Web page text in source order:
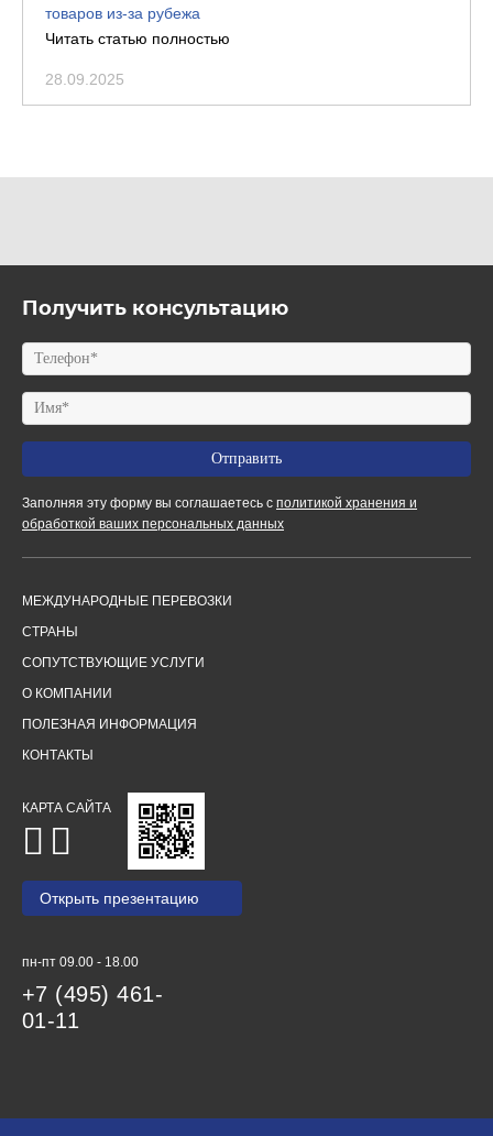
товаров из-за рубежа
Читать статью полностью
28.09.2025
Получить консультацию
Заполняя эту форму вы соглашаетесь с политикой хранения и
обработкой ваших персональных данных
МЕЖДУНАРОДНЫЕ ПЕРЕВОЗКИ
СТРАНЫ
СОПУТСТВУЮЩИЕ УСЛУГИ
О КОМПАНИИ
ПОЛЕЗНАЯ ИНФОРМАЦИЯ
КОНТАКТЫ
КАРТА САЙТА
Открыть презентацию
пн-пт 09.00 - 18.00
+7 (495) 461-
01-11